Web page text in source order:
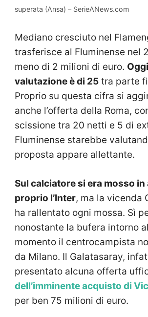
superata (Ansa) – SerieANews.com
Mediano cresciuto nel
trasferisce al Fluminense nel
meno di 2 milioni di euro.
valutazione è di 25 tra parte
Proprio su questa cifra si
anche l’offerta della Roma,
scissione tra 20 netti e 5 di
Fluminense starebbe
proposta appare allettante.
Sul calciatore si era mosso
proprio l’Inter, ma la vicenda
ha rallentato ogni mossa. Sì
nonostante la bufera intorno
momento il centrocampista
da Milano. Il Galatasaray,
presentato alcuna offerta
dell’imminente acquisto di
per ben 75 milioni di euro.